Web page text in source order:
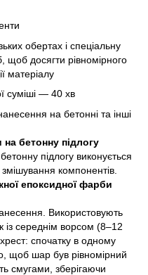
обертах і спеціальну
досягти рівномірного
матеріалу
суміші — 40 хв
на бетонні та інші
бетонну підлогу
підлогу виконується
компонентів.
епоксидної фарби
Використовують
із середнім ворсом (8–12
спочатку в одному
щоб шар був рівномірний
смугами, зберігаючи